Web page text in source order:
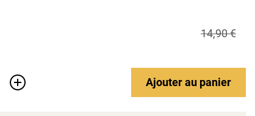
14,90 €
+ Ajouterau panier